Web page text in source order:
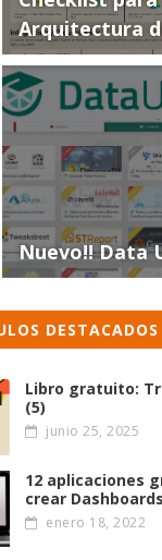
Arquitectura
Nuevo!! Data
DESTACADOS
Libro gratuito:
(5)
junio 25, 2025
12 aplicaciones
crear Dashboards
enero 18, 2022